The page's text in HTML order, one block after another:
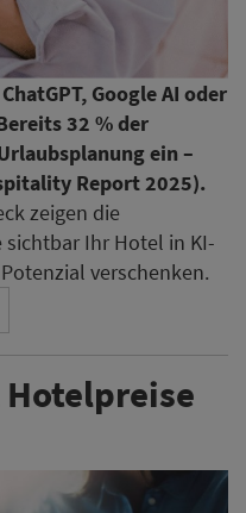
ChatGPT, Google AI oder
32 % der
ein –
Report 2025).
zeigen die
sichtbar Ihr Hotel in KI-
verschenken.